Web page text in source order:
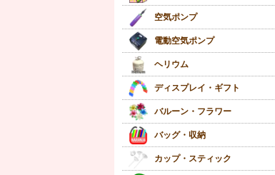
空気ポンプ
電動空気ポンプ
ヘリウム
ディスプレイ・ギフト
バルーン・フラワー
バッグ・収納
カップ・スティック